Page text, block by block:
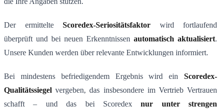
Der ermittelte Scoredex-Seriositätsfaktor wird fortlaufend
überprüft und bei neuen Erkenntnissen automatisch aktualisiert.
Unsere Kunden werden über relevante Entwicklungen informiert.
Bei mindestens befriedigendem Ergebnis wird ein Scoredex-
Qualitätssiegel vergeben, das insbesondere im Vertrieb Vertrauen
schafft – und das bei Scoredexnur unter strengen